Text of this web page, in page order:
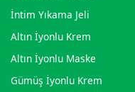
İntim Yıkama Jeli
Altın İyonlu Krem
Altın İyonlu Maske
Gümüş İyonlu Krem